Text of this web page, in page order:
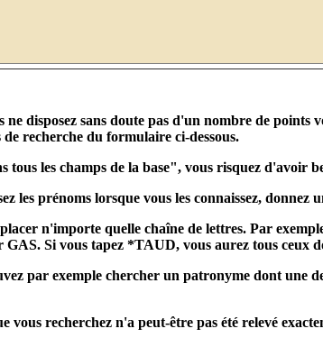
ne disposez sans doute pas d'un nombre de
recherche du formulaire ci-dessous.
les champs de la base", vous risquez d'avoir
les prénoms lorsque vous les connaissez, donnez
n'importe quelle chaîne de lettres. Par
Si vous tapez *TAUD, vous aurez tous ceux
par exemple chercher un patronyme dont une
recherchez n'a peut-être pas été relevé